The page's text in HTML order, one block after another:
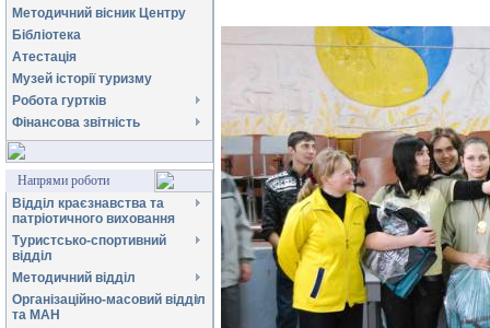
Методичний вісник Центру
Бібліотека
Атестація
Музей історії туризму
Робота гуртків
Фінансова звітність
Напрями роботи
Відділ краєзнавства та
патріотичного виховання
Туристсько-спортивний
відділ
Методичний відділ
Організаційно-масовий відділ
та МАН